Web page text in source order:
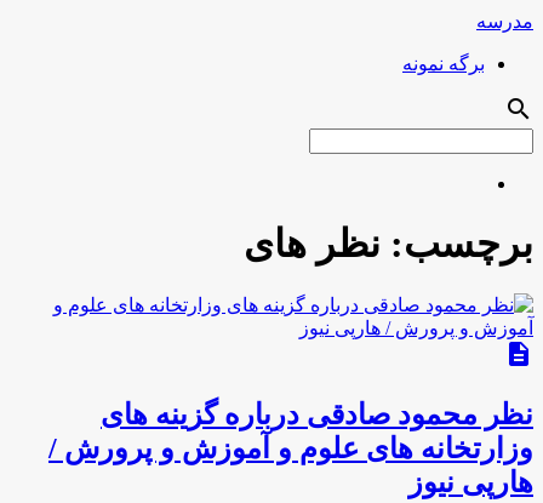
مدرسه
برگه نمونه
search
برچسب: نظر هاى
description
نظر محمود صادقى درباره گزینه هاى
وزارتخانه هاى علوم و آموزش و پرورش /
هارپی نیوز